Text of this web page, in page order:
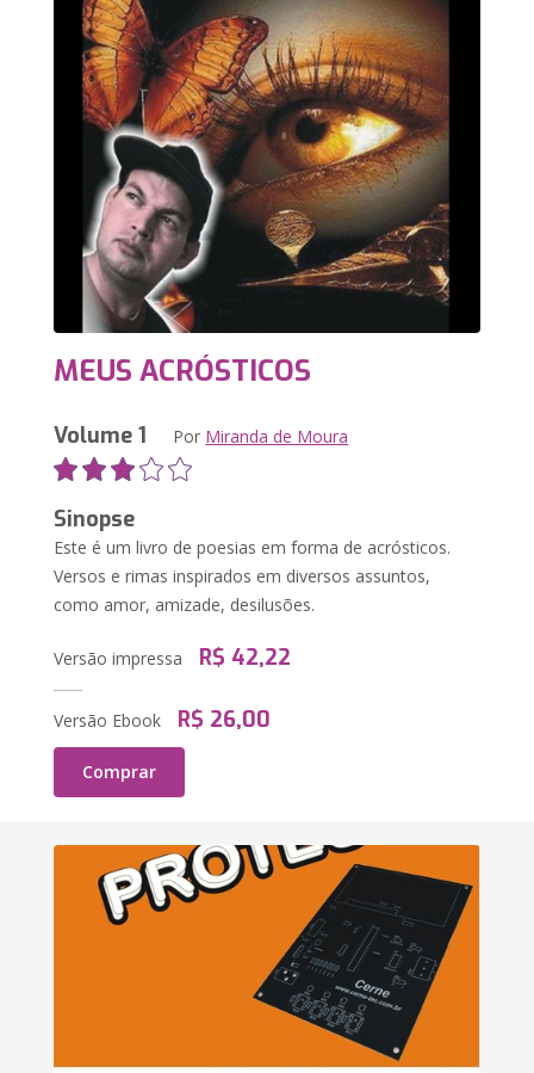
MEUS ACRÓSTICOS
Volume 1 Por Miranda de Moura
Sinopse
Este é um livro de poesias em forma de acrósticos.
Versos e rimas inspirados em diversos assuntos,
como amor, amizade, desilusões.
Versão impressa R$ 42,22
Versão Ebook R$ 26,00
Comprar